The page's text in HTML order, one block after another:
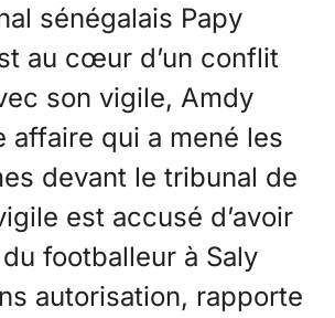
sénégalais Papy
au cœur d’un conflit
son vigile, Amdy
affaire qui a mené les
devant le tribunal de
est accusé d’avoir
footballeur à Saly
autorisation, rapporte